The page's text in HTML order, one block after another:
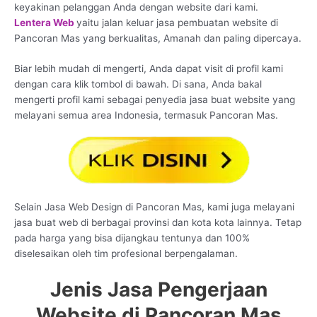
keyakinan pelanggan Anda dengan website dari kami.
Lentera Web yaitu jalan keluar jasa pembuatan website di
Pancoran Mas yang berkualitas, Amanah dan paling dipercaya.
Biar lebih mudah di mengerti, Anda dapat visit di profil kami
dengan cara klik tombol di bawah. Di sana, Anda bakal
mengerti profil kami sebagai penyedia jasa buat website yang
melayani semua area Indonesia, termasuk Pancoran Mas.
Selain Jasa Web Design di Pancoran Mas, kami juga melayani
jasa buat web di berbagai provinsi dan kota kota lainnya. Tetap
pada harga yang bisa dijangkau tentunya dan 100%
diselesaikan oleh tim profesional berpengalaman.
Jenis Jasa Pengerjaan